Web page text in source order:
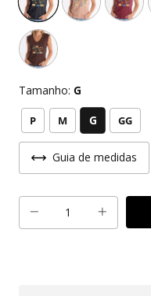
Tamanho: G
P M G GG
Guia de medidas